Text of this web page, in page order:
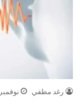
رغد مطفي نوفمبر 27, 2023